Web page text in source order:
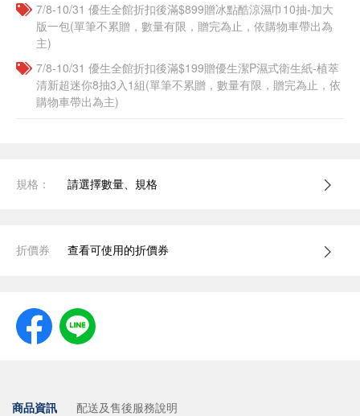
7/8-10/31 優生全館折扣後滿$899贈冰點酷涼濕巾10抽-加大
版一包(單筆不累贈，數量有限，贈完為止，依購物車帶出為
主)
7/8-10/31 優生全館折扣後滿$199贈優生潔P濕式衛生紙-植萃
清新超迷你8抽3入1組(單筆不累贈，數量有限，贈完為止，依
購物車帶出為主)
規格： 請選擇數量、規格
折價券 查看可使用的折價券
商品資訊 配送及售後服務說明